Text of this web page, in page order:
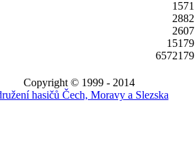
1571
2882
2607
15179
6572179
Copyright © 1999 - 2014
hasičů Čech, Moravy a Slezska